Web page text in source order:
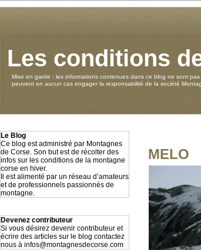
Les conditions
Mise en garde : les informations contenues dans ce blog ne sont
peuvent en aucun cas engager la responsabilité de la société
Le Blog
Ce blog est administré par Montagnes
de Corse. Son but est de récolter des
infos sur les conditions de la montagne
corse en hiver.
Il est alimenté par un réseau d’amateurs
et de professionnels passionnés de
montagne.
Devenez contributeur
Si vous désirez devenir contributeur et
écrire des articles sur le blog contactez
nous à infos@montagnesdecorse.com
MELO